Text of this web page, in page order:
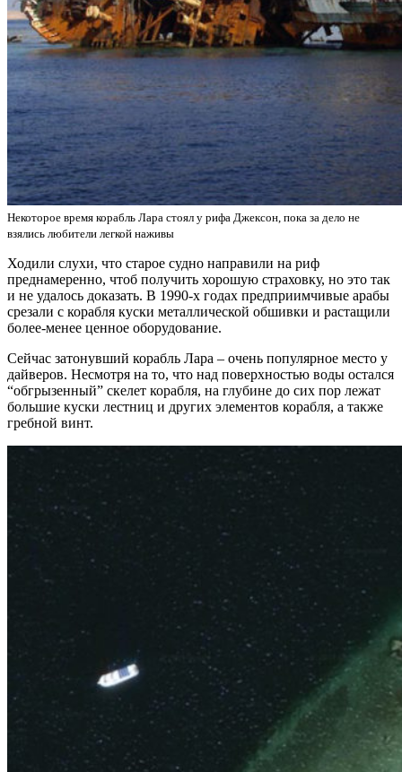
Некоторое время корабль Лара стоял у рифа Джексон, пока за дело не
взялись любители легкой наживы
Ходили слухи, что старое судно направили на риф
преднамеренно, чтоб получить хорошую страховку, но это так
и не удалось доказать. В 1990-х годах предприимчивые арабы
срезали с корабля куски металлической обшивки и растащили
более-менее ценное оборудование.
Сейчас затонувший корабль Лара – очень популярное место у
дайверов. Несмотря на то, что над поверхностью воды остался
“обгрызенный” скелет корабля, на глубине до сих пор лежат
большие куски лестниц и других элементов корабля, а также
гребной винт.